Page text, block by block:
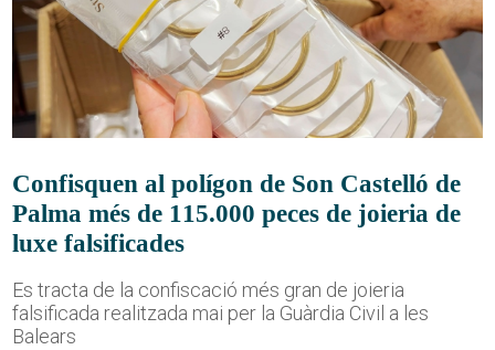
Confisquen al polígon de Son Castelló de
Palma més de 115.000 peces de joieria de
luxe falsificades
Es tracta de la confiscació més gran de joieria
falsificada realitzada mai per la Guàrdia Civil a les
Balears